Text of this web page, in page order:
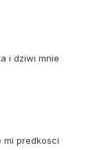
i dziwi mnie
mi predkosci